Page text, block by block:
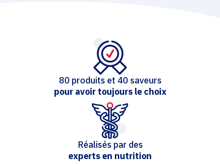
80 produits et 40 saveurs
pour avoir toujours le choix
Réalisés par des
experts en nutrition